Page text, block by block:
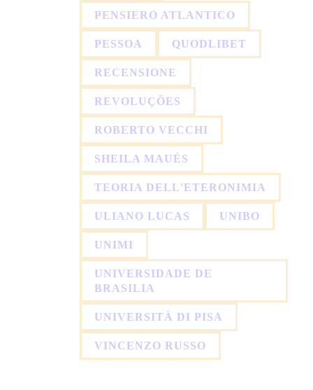
PENSIERO ATLANTICO
PESSOA QUODLIBET
RECENSIONE
REVOLUÇÕES
ROBERTO VECCHI
SHEILA MAUÉS
TEORIA DELL'ETERONIMIA
ULIANO LUCAS UNIBO
UNIMI
UNIVERSIDADE DE
BRASILIA
UNIVERSITÀ DI PISA
VINCENZO RUSSO